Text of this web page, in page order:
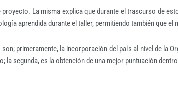
La misma explica que durante el trascurso de
aprendida durante el taller, permitiendo también que
primeramente, la incorporación del país al nivel de la
segunda, es la obtención de una mejor puntuación